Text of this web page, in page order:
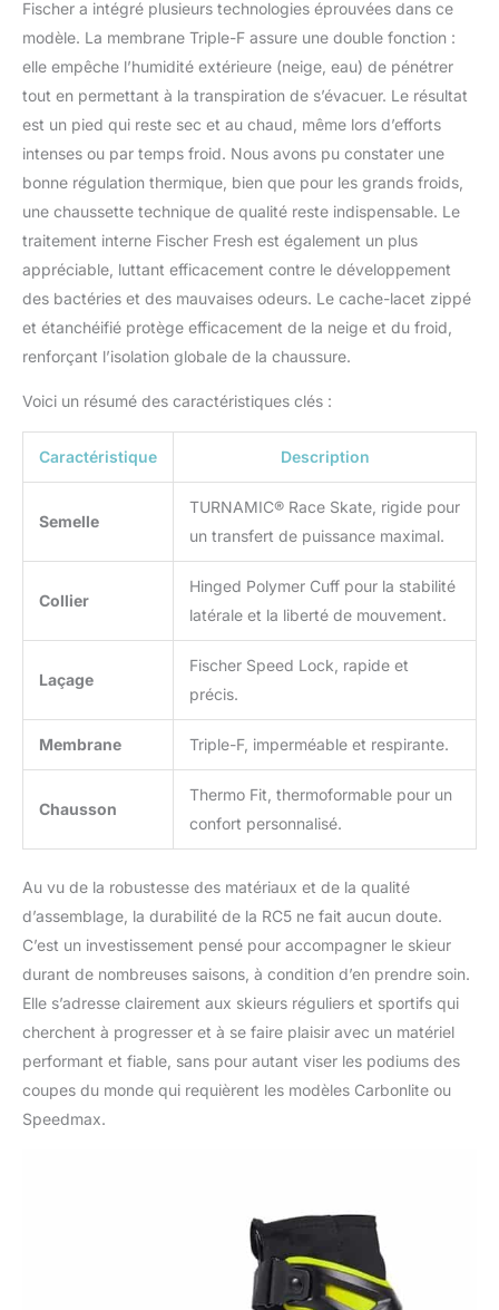
Fischer a intégré plusieurs technologies éprouvées dans ce
modèle. La membrane Triple-F assure une double fonction :
elle empêche l’humidité extérieure (neige, eau) de pénétrer
tout en permettant à la transpiration de s’évacuer. Le résultat
est un pied qui reste sec et au chaud, même lors d’efforts
intenses ou par temps froid. Nous avons pu constater une
bonne régulation thermique, bien que pour les grands froids,
une chaussette technique de qualité reste indispensable. Le
traitement interne Fischer Fresh est également un plus
appréciable, luttant efficacement contre le développement
des bactéries et des mauvaises odeurs. Le cache-lacet zippé
et étanchéifié protège efficacement de la neige et du froid,
renforçant l’isolation globale de la chaussure.
Voici un résumé des caractéristiques clés :
Caractéristique Description
Semelle
TURNAMIC® Race Skate, rigide pour
un transfert de puissance maximal.
Collier
Hinged Polymer Cuff pour la stabilité
latérale et la liberté de mouvement.
Laçage
Fischer Speed Lock, rapide et
précis.
Membrane Triple-F, imperméable et respirante.
Chausson
Thermo Fit, thermoformable pour un
confort personnalisé.
Au vu de la robustesse des matériaux et de la qualité
d’assemblage, la durabilité de la RC5 ne fait aucun doute.
C’est un investissement pensé pour accompagner le skieur
durant de nombreuses saisons, à condition d’en prendre soin.
Elle s’adresse clairement aux skieurs réguliers et sportifs qui
cherchent à progresser et à se faire plaisir avec un matériel
performant et fiable, sans pour autant viser les podiums des
coupes du monde qui requièrent les modèles Carbonlite ou
Speedmax.